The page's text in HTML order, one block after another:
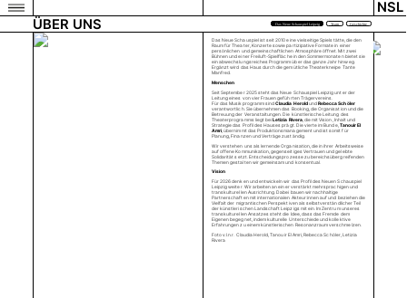
NSL
ÜBER UNS
Das Neue Schauspiel Leipzig Team Geschichte
Das Neue Schauspiel ist seit 2010 eine vielseitige Spielstätte, die den
Raum für Theater, Konzerte sowie partizipative Formate in einer
persönlichen und gemeinschaftlichen Atmosphäre öffnet. Mit zwei
Bühnen und einer Freiluft-Spielfläche in den Sommermonaten bietet sie
ein abwechslungsreiches Programm über das ganze Jahr hinweg.
Ergänzt wird das Haus durch die gemütliche Theaterkneipe Tante
Manfred.
Menschen
Seit September 2025 steht das Neue Schauspiel Leipzig unter der
Leitung eines von vier Frauen geführten Trägervereins.
Für das Musikprogramm sindClaudia HeroldundRebecca Schöler
verantwortlich. Sie übernehmen das Booking, die Organisation und die
Betreuung der Veranstaltungen. Die künstlerische Leitung des
Theaterprogramms liegt beiLetizia Rivera, die mit Vision, Inhalt und
Strategie das Profil des Hauses prägt. Die vierte im Bunde, Tanouir El
Amri , übernimmt das Produktionsmanagement und ist somit für
Planung, Finanzen und Verträge zuständig.
Wir verstehen uns als lernende Organisation, die in ihrer Arbeitsweise
auf offene Kommunikation, gegenseitiges Vertrauen und gelebte
Solidarität setzt. Entscheidungsprozesse zu bereichsübergreifenden
Themen gestalten wir gemeinsam und konsentual.
Vision
Für 2026 denken und entwickeln wir das Profil des Neuen Schauspiel
Leipzig weiter. Wir arbeiten an einer verstärkt mehrsprachigen und
transkulturellen Ausrichtung. Dabei bauen wir nachhaltige
Partnerschaften mit internationalen Akteur:innen auf und beziehen die
Vielfalt der migrantischen Perspektiven als selbstverständlicher Teil
der künstlerischen Landschaft Leipzigs mit ein. Im Zentrum unseres
transkulturellen Ansatzes steht die Idee, dass das Fremde dem
Eigenen begegnet, indem kulturelle Unterschiede und kollektive
Erfahrungen zu einem künstlerischen Resonanzraum verschmelzen.
Foto v.l.n.r. Claudia Herold, Tanouir El Amri, Rebecca Schöler, Letizia
Rivera